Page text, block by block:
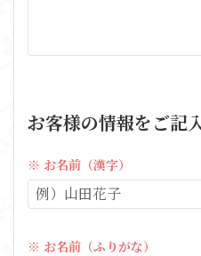
お客様の情報をご記
※ お名前（漢字）
※ お名前（ふりがな）